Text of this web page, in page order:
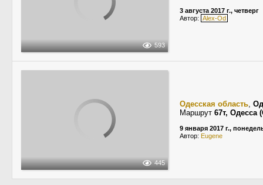
593
3 августа 2017 г., четверг
Автор: Alex-Od
445
Одесская область,
Маршрут 67т,
9 января 2017 г.,
Автор: Eugene